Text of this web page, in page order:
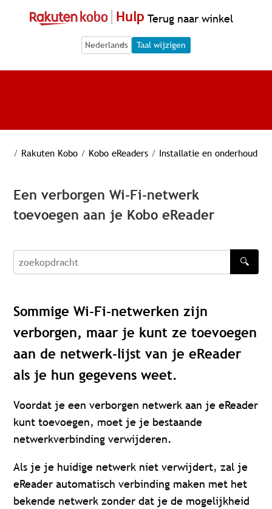
Hulp Terug naar winkel
Language Selection
Language Selection
Taal wijzigen
/ Rakuten Kobo / Kobo eReaders / Installatie en onderhoud
Een verborgen Wi-Fi-netwerk
toevoegen aan je Kobo eReader
zoekopdracht
🔍
Sommige Wi-Fi-netwerken zijn
verborgen, maar je kunt ze toevoegen
aan de netwerk-lijst van je eReader
als je hun gegevens weet.
Voordat je een verborgen netwerk aan je eReader
kunt toevoegen, moet je je bestaande
netwerkverbinding verwijderen.
Als je je huidige netwerk niet verwijdert, zal je
eReader automatisch verbinding maken met het
bekende netwerk zonder dat je de mogelijkheid